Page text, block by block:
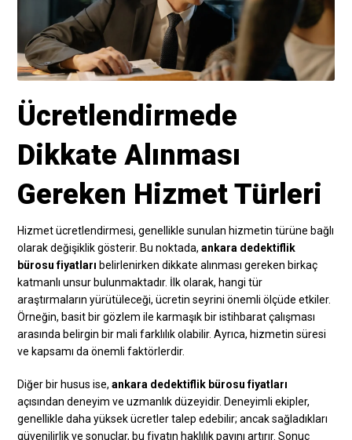
Ücretlendirmede
Dikkate Alınması
Gereken Hizmet Türleri
Hizmet ücretlendirmesi, genellikle sunulan hizmetin türüne bağlı
olarak değişiklik gösterir. Bu noktada,ankara dedektiflik
bürosu fiyatları belirlenirken dikkate alınması gereken birkaç
katmanlı unsur bulunmaktadır. İlk olarak, hangi tür
araştırmaların yürütüleceği, ücretin seyrini önemli ölçüde etkiler.
Örneğin, basit bir gözlem ile karmaşık bir istihbarat çalışması
arasında belirgin bir mali farklılık olabilir. Ayrıca, hizmetin süresi
ve kapsamı da önemli faktörlerdir.
Diğer bir husus ise,ankara dedektiflik bürosu fiyatları
açısından deneyim ve uzmanlık düzeyidir. Deneyimli ekipler,
genellikle daha yüksek ücretler talep edebilir; ancak sağladıkları
güvenilirlik ve sonuçlar, bu fiyatın haklılık payını artırır. Sonuç